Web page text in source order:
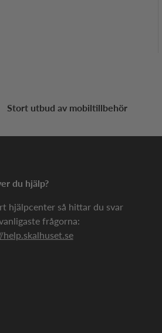
Stort utbud av mobiltillbehör
du hjälp?
hjälpcenter så hittar du svar
frågorna: